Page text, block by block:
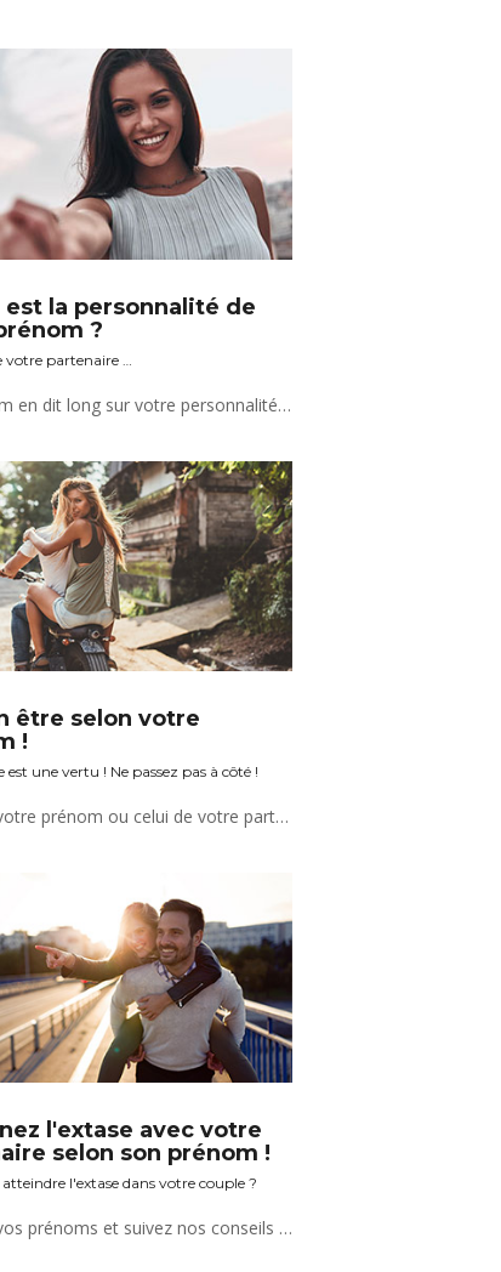
est la personnalité de
?
votre partenaire …
Un prénom en dit long sur votre personnalité, alors découvrez vite ce qu’il cache.
être selon votre
!
est une vertu ! Ne passez pas à côté !
Indiquez votre prénom ou celui de votre partenaire et découvrez nos conseils bien être.
l'extase avec votre
selon son prénom !
l'extase dans votre couple ?
Indiquez vos prénoms et suivez nos conseils torrides !